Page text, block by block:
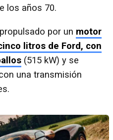
los años 70.
por un motor
litros de Ford, con
(515 kW) y se
una transmisión